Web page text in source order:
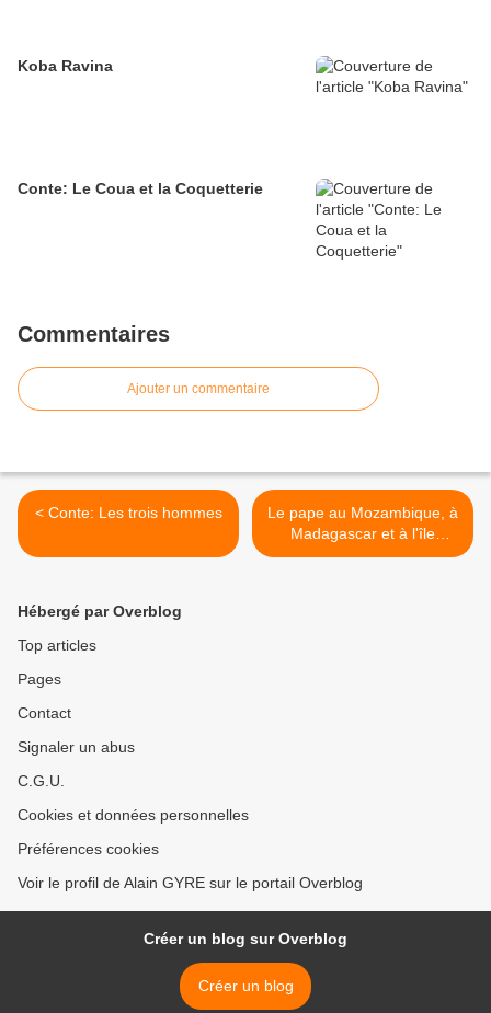
Koba Ravina
Conte: Le Coua et la Coquetterie
Commentaires
Ajouter un commentaire
< Conte: Les trois hommes
Le pape au Mozambique, à
Madagascar et à l'île
Maurice début septembre
Hébergé par Overblog
Top articles
Pages
Contact
Signaler un abus
C.G.U.
Cookies et données personnelles
Préférences cookies
Voir le profil de Alain GYRE sur le portail Overblog
Créer un blog sur Overblog
Créer un blog